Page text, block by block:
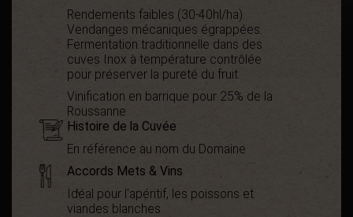
Rendements faibles (30-40hl/ha).
Vendanges mécaniques égrappées.
Fermentation traditionnelle dans des
cuves Inox à température contrôlée
pour préserver la pureté du fruit.
Vinification en barrique pour 25% de la
Roussanne
Histoire de la Cuvée
En référence au nom du Domaine
Accords Mets & Vins
Idéal pour l'apéritif, les poissons et
viandes blanches